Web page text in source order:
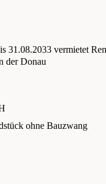
31.08.2033 vermietet
der Donau
ohne Bauzwang